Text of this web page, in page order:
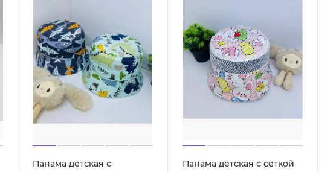
Панама детская с
Панама детская с сеткой